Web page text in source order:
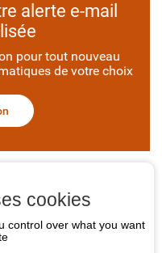
cookies
control over what you want
alerte e-mail
pour tout nouveau
de votre choix